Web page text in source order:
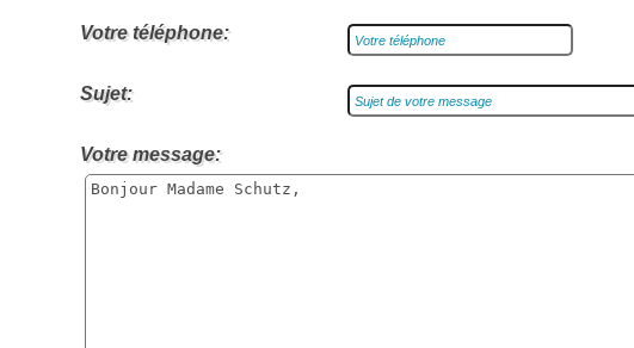
Votre téléphone:
Sujet:
Votre message: